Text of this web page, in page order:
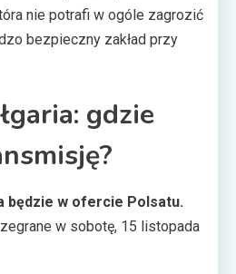
nie potrafi w ogóle zagrozić
bezpieczny zakład przy
gdzie
będzie w ofercie Polsatu.
w sobotę, 15 listopada